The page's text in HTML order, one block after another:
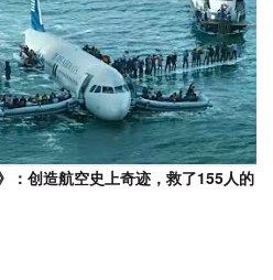
：创造航空史上奇迹，救了155人的